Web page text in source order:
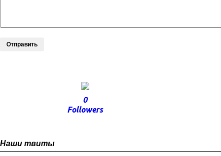
Отправить
0
Followers
Наши твиты